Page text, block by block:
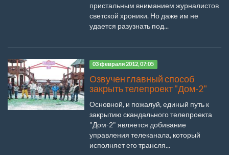
пристальным вниманием журналистов
светской хроники. Но даже им не
удается разузнать под...
03 февраля 2012, 07:05
Озвучен главный способ
закрыть телепроект "Дом-2"
Основной, и пожалуй, единый путь к
закрытию скандального телепроекта
"Дом-2" является добивание
управления телеканала, который
исполняет его трансля...